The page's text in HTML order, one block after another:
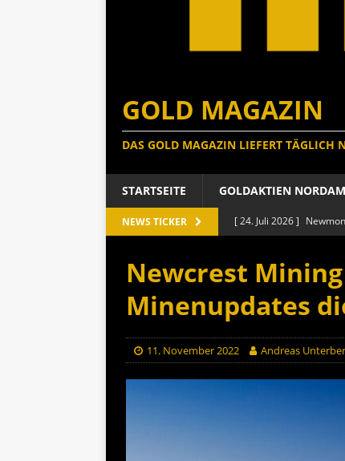
GOLD MAGAZIN
DAS GOLD MAGAZIN LIEFERT
STARTSEITE GOLDAKTIEN
NEWS TICKER [ 24. Juli 2026 ]
[ 8. Juli 2026 ] Größter
GOLDAKTIEN
GOLDAKTIEN
Newcrest
Minenupdates
11. November 2022 Andreas